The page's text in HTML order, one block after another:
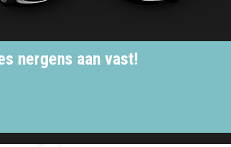
nergens aan vast!